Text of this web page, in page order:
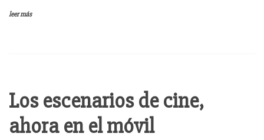
leer más
Los escenarios de cine,
ahora en el móvil